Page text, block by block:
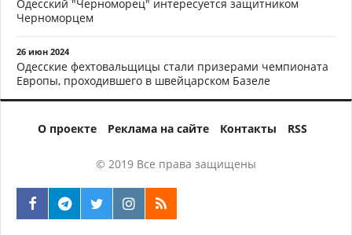
Одесский "Черноморец" интересуется защитником
Черноморцем
26 июн 2024
Одесские фехтовальщицы стали призерами чемпионата
Европы, проходившего в швейцарском Базеле
О проекте Реклама на сайте Контакты RSS
© 2019 Все права защищены